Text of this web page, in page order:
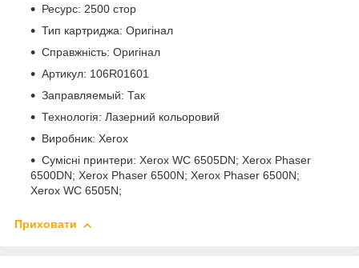
Ресурс: 2500 стор
Тип картриджа: Оригінал
Справжність: Оригінал
Артикул: 106R01601
Заправляемый: Так
Технологія: Лазерний кольоровий
Виробник: Xerox
Сумісні принтери: Xerox WC 6505DN; Xerox Phaser
6500DN; Xerox Phaser 6500N; Xerox Phaser 6500N;
Xerox WC 6505N;
Приховати